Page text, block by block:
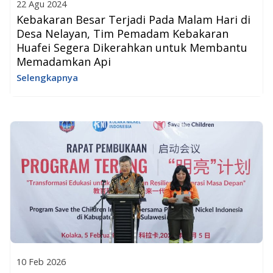
22 Agu 2024
Kebakaran Besar Terjadi Pada Malam Hari di
Desa Nelayan, Tim Pemadam Kebakaran
Huafei Segera Dikerahkan untuk Membantu
Memadamkan Api
Selengkapnya
10 Feb 2026